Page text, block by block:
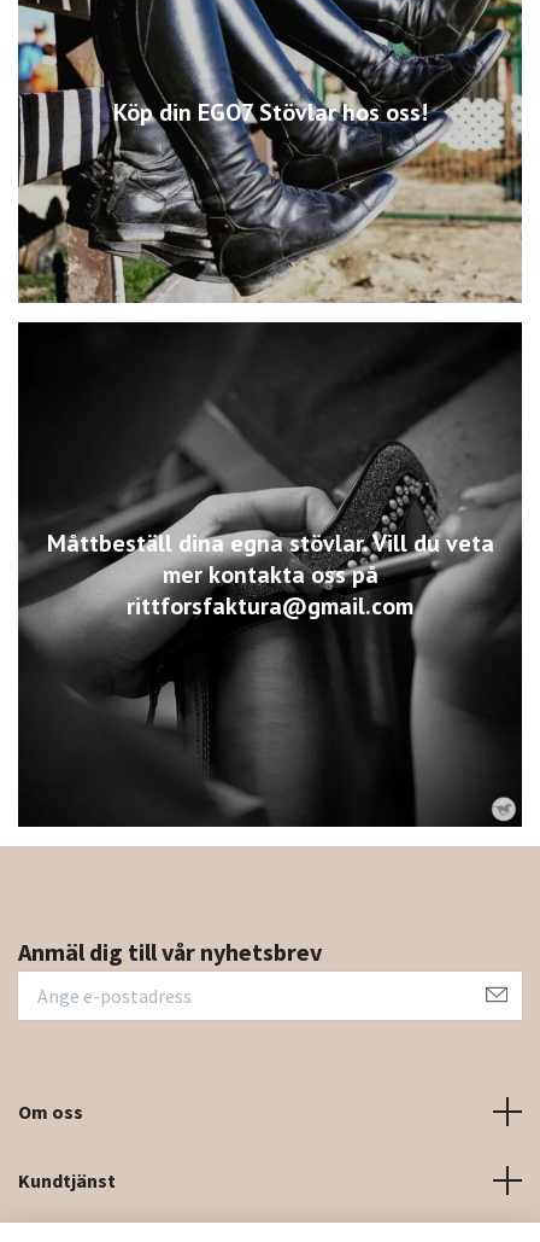
Köp din EGO7 Stövlar hos oss!
Måttbeställ dina egna stövlar. Vill du veta
mer kontakta oss på
rittforsfaktura@gmail.com
Anmäl dig till vår nyhetsbrev
Om oss
Kundtjänst